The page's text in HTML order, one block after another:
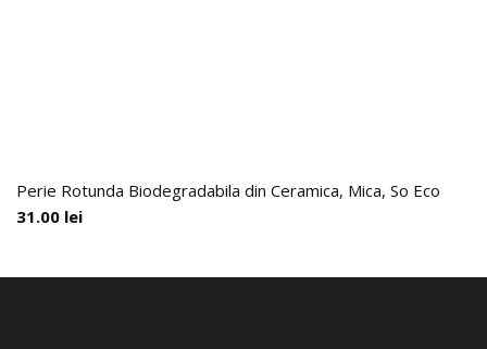
Perie Rotunda Biodegradabila din Ceramica, Mica, So Eco
31.00 lei